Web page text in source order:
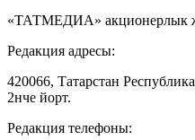
«ТАТМЕДИА» акционерлык
Редакция адресы:
420066, Татарстан
2нче йорт.
Редакция телефоны: